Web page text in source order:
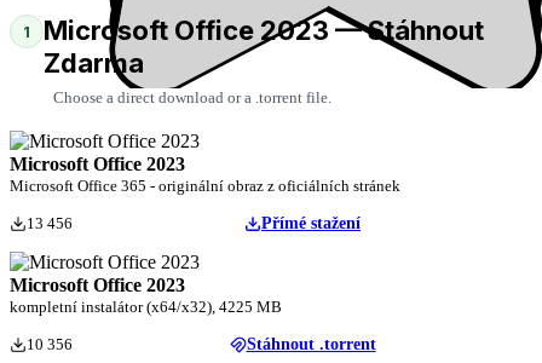
1
Microsoft Office 2023 — Stáhnout
Zdarma
Choose a direct download or a .torrent file.
Microsoft Office 2023
Microsoft Office 365 - originální obraz z oficiálních stránek
13 456 Přímé stažení
Microsoft Office 2023
kompletní instalátor (x64/x32), 4225 MB
10 356 Stáhnout .torrent